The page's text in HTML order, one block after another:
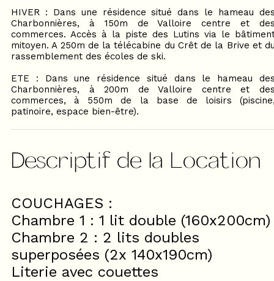
HIVER : Dans une résidence situé dans le hameau
Charbonnières, à 150m de Valloire centre et
commerces. Accès à la piste des Lutins via le
mitoyen. A 250m de la télécabine du Crêt de la Brive et
rassemblement des écoles de ski.
ETE : Dans une résidence situé dans le hameau
Charbonnières, à 200m de Valloire centre et
commerces, à 550m de la base de loisirs
patinoire, espace bien-être).
Descriptif de la Location
COUCHAGES :
Chambre 1 : 1 lit double (160x200cm)
Chambre 2 : 2 lits doubles
superposées (2x 140x190cm)
Literie avec couettes